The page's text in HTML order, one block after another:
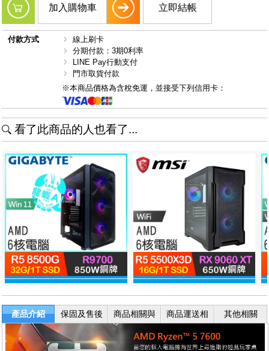
加入購物車 立即結帳
付款方式
線上刷卡
分期付款：3期0利率
LINE Pay行動支付
門市取貨付款
※本商品價格為含稅免運，並接受下列信用卡：
看了此商品的人也看了...
產品介紹
保固及售後
商品相關與
退換貨
商品運送相
關
其他相關